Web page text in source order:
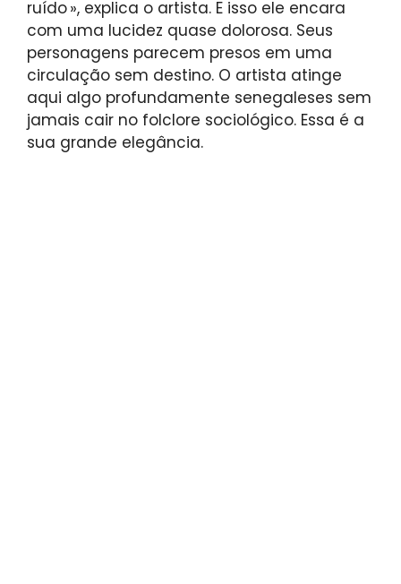
ruído », explica o artista. E isso ele encara
com uma lucidez quase dolorosa. Seus
personagens parecem presos em uma
circulação sem destino. O artista atinge
aqui algo profundamente senegaleses sem
jamais cair no folclore sociológico. Essa é a
sua grande elegância.